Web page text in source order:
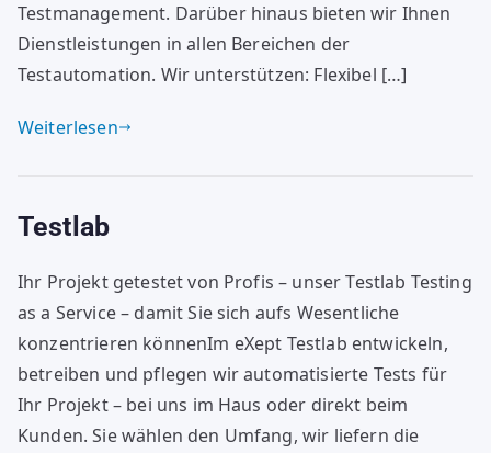
Testmanagement. Darüber hinaus bieten wir Ihnen
Dienstleistungen in allen Bereichen der
Testautomation. Wir unterstützen: Flexibel […]
Weiterlesen
Testlab
Ihr Projekt getestet von Profis – unser Testlab Testing
as a Service – damit Sie sich aufs Wesentliche
konzentrieren könnenIm eXept Testlab entwickeln,
betreiben und pflegen wir automatisierte Tests für
Ihr Projekt – bei uns im Haus oder direkt beim
Kunden. Sie wählen den Umfang, wir liefern die